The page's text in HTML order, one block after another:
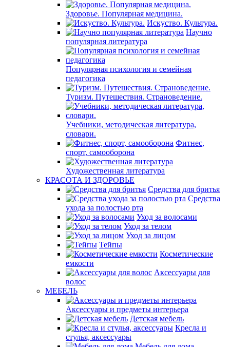
Здоровье. Популярная медицина.
Искуство. Культура.
Научно
популярная литература
Популярная психология и семейная
педагогика
Туризм. Путешествия. Страноведение.
Учебники, методическая литература,
словари.
Фитнес,
спорт, самооборона
Художественная литература
КРАСОТА И ЗДОРОВЬЕ
Средства для бритья
Средства
ухода за полостью рта
Уход за волосами
Уход за телом
Уход за лицом
Тейпы
Косметические
емкости
Аксессуары для
волос
МЕБЕЛЬ
Аксессуары и предметы интерьера
Детская мебель
Кресла и
стулья, аксессуары